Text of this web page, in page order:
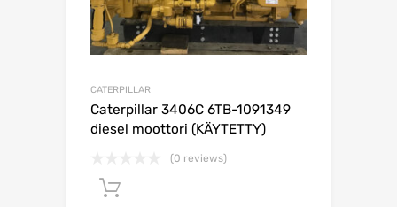
CATERPILLAR
Caterpillar 3406C 6TB-1091349
diesel moottori (KÄYTETTY)
(0 reviews)